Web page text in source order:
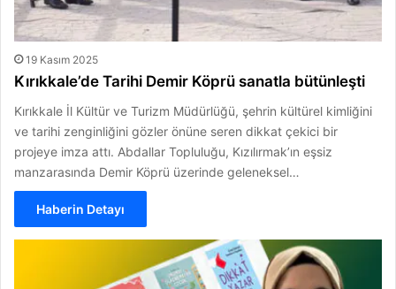
19 Kasım 2025
Kırıkkale’de Tarihi Demir Köprü sanatla bütünleşti
Kırıkkale İl Kültür ve Turizm Müdürlüğü, şehrin kültürel kimliğini
ve tarihi zenginliğini gözler önüne seren dikkat çekici bir
projeye imza attı. Abdallar Topluluğu, Kızılırmak’ın eşsiz
manzarasında Demir Köprü üzerinde geleneksel…
Haberin Detayı